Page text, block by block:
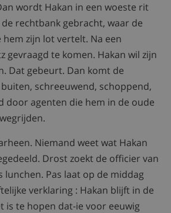
wordt Hakan in een woeste rit
rechtbank gebracht, waar de
zijn lot vertelt. Na een
gevraagd te komen. Hakan wil zijn
Dat gebeurt. Dan komt de
schreeuwend, schoppend,
door agenten die hem in de oude
Niemand weet wat Hakan
Drost zoekt de officier van
lunchen. Pas laat op de middag
verklaring : Hakan blijft in de
is te hopen dat-ie voor eeuwig